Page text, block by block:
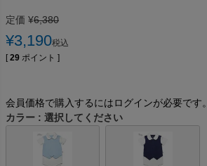
定価 ¥6,380
¥3,190税込
[ 29 ポイント ]
会員価格で購入するにはログインが必要です。
カラー
選択してください